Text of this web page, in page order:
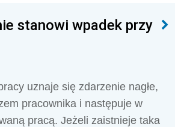
stanowi wpadek przy
uznaje się zdarzenie nagłe,
pracownika i następuje w
pracą. Jeżeli zaistnieje taka